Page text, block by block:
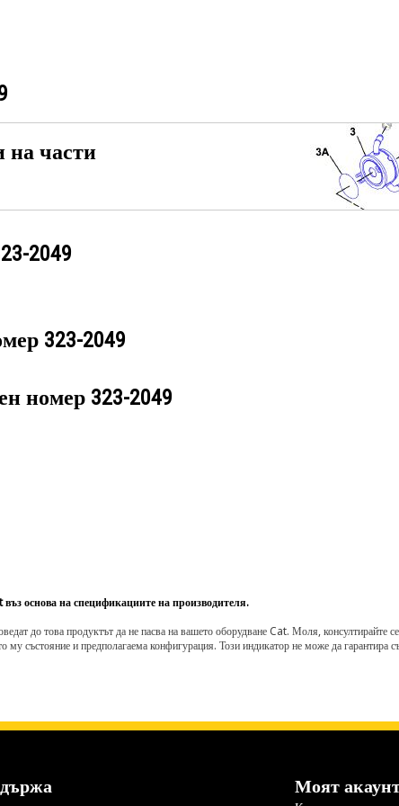
на части
2049
323-2049
номер 323-2049
основа на спецификациите на производителя.
до това продуктът да не пасва на вашето оборудване Cat. Моля, консултирайте
състояние и предполагаема конфигурация. Този индикатор не може да гарантира
Моят